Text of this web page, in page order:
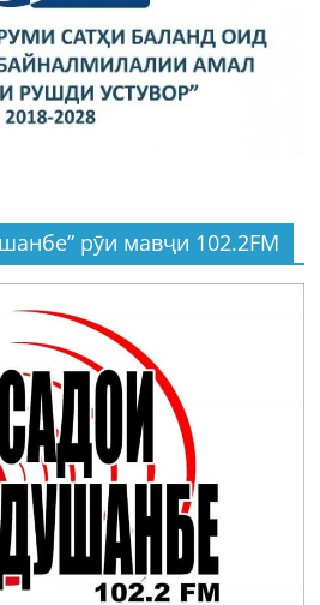
рӯи мавҷи 102.2FM